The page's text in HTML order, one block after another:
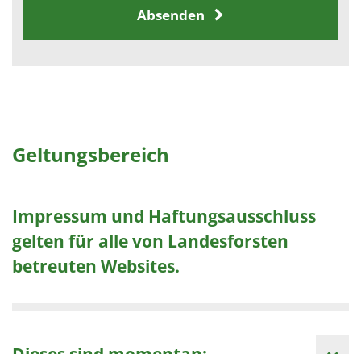
Absenden
Geltungsbereich
Impressum und Haftungsausschluss
gelten für alle von Landesforsten
betreuten Websites.